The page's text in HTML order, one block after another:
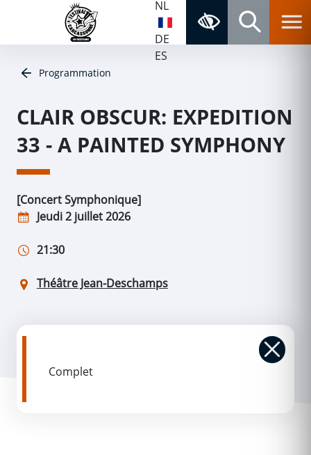
Aller au contenu
Aller au menu
Navigation principaleRetour à la page d'accueil
NL
DE
ES
Accessibilité
Programmation
CLAIR OBSCUR: EXPEDITION
33 - A PAINTED SYMPHONY
[Concert Symphonique]
Jeudi 2 juillet 2026
21:30
Théâtre Jean-Deschamps
Complet
Panneau de gestion des cookies